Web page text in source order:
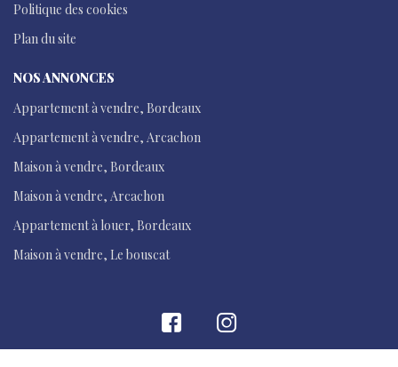
Politique des cookies
Plan du site
NOS ANNONCES
Appartement à vendre, Bordeaux
Appartement à vendre, Arcachon
Maison à vendre, Bordeaux
Maison à vendre, Arcachon
Appartement à louer, Bordeaux
Maison à vendre, Le bouscat